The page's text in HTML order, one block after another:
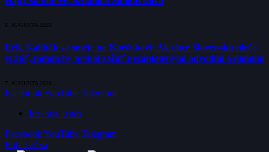
8. AUGUSTA 2026
Erik Kaliňák sa smeje na Korčokovi: Ak chce Slovensku niečo
vrátiť, potom by mohol začať nezaplatenými odvodmi a daňami
7. AUGUSTA 2026
FacebookYouTube Telegram
Inzerujte u nás
FacebookYouTube Telegram
Prihlásiť sa